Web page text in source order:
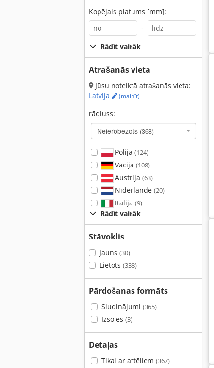
Kopējais platums [mm]:
-
Rādīt vairāk
Atrašanās vieta
Jūsu noteiktā atrašanās vieta:
Latvija
(mainīt)
rādiuss:
Neierobežots (368)
Polija (124)
Vācija (108)
Austrija (63)
Nīderlande (20)
Itālija (9)
Rādīt vairāk
Stāvoklis
Jauns (30)
Lietots (338)
Pārdošanas formāts
Sludinājumi (365)
Izsoles (3)
Detaļas
Tikai ar attēliem (367)